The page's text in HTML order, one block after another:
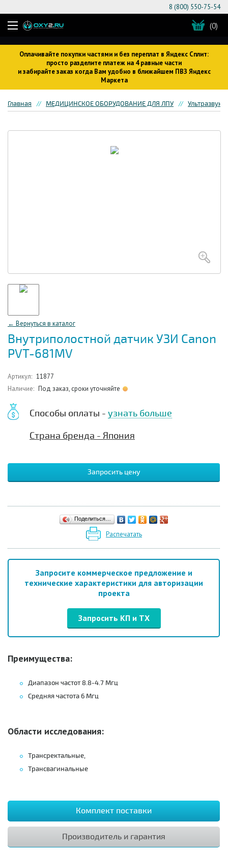
Оплачивайте покупки частями и без переплат в Яндекс Сплит:
просто разделите платеж на 4 равные части
и забирайте заказ когда Вам удобно в ближайшем ПВЗ Яндекс
Маркета
8 (800) 550-75-54
(0)
Главная МЕДИЦИНСКОЕ ОБОРУДОВАНИЕ ДЛЯ ЛПУ
← Вернуться в каталог
Внутриполостной датчик УЗИ Canon
PVT-681MV
Артикул: 11877
Наличие: Под заказ, сроки уточняйте
Способы оплаты - узнать больше
Страна бренда - Япония
Запросить цену
Поделиться…
Распечатать
Запросите коммерческое предложение и
технические характеристики для авторизации
проекта
Запросить КП и ТХ
Преимущества:
Диапазон частот 8.8-4.7 Мгц
Средняя частота 6 Мгц
Области исследования:
Трансректальные,
Трансвагинальные
Комплект поставки
Производитель и гарантия